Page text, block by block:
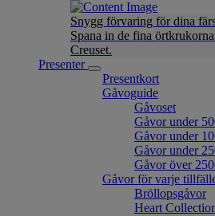
Snygg förvaring för dina
Spana in de fina
Creuset.
Presenter
Presentkort
Gåvoguide
Gåvoset
Gåvor under
Gåvor under
Gåvor under
Gåvor över
Gåvor för varje
Bröllopsgåvor
Heart